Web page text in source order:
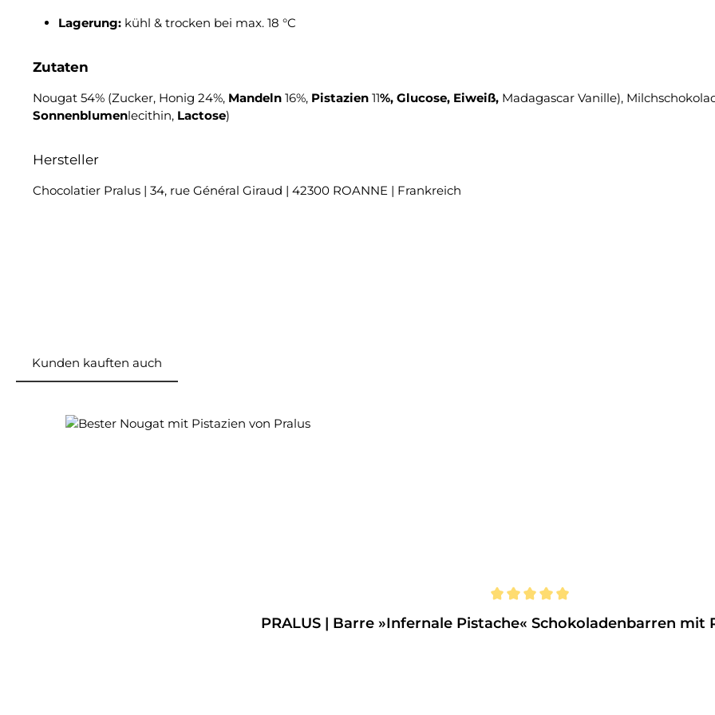
Lagerung: kühl & trocken bei max. 18 °C
Zutaten
Nougat 54% (Zucker, Honig 24%, Mandeln 16%, Pistazien 11%, Glucose, Eiweiß, Madagascar Vanille),
Sonnenblumenlecithin, Lactose)
Hersteller
Chocolatier Pralus | 34, rue Général Giraud | 42300 ROANNE | Frankreich
Kunden kauften auch
PRALUS | Barre »Infernale Pistache« Schokoladenbarren mit